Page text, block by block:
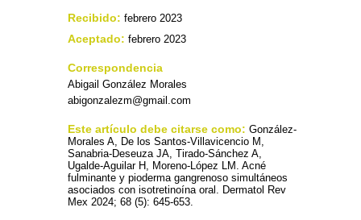
Recibido: febrero 2023
Aceptado: febrero 2023
Correspondencia
Abigail González Morales
abigonzalezm@gmail.com
Este artículo debe citarse como: González-
Morales A, De los Santos-Villavicencio M,
Sanabria-Deseuza JA, Tirado-Sánchez A,
Ugalde-Aguilar H, Moreno-López LM. Acné
fulminante y pioderma gangrenoso simultáneos
asociados con isotretinoína oral. Dermatol Rev
Mex 2024; 68 (5): 645-653.